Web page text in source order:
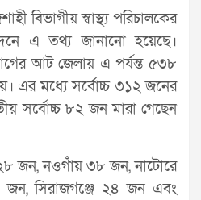
বিভাগীয় স্বাস্থ্য পরিচালকের
এ তথ্য জানানো হয়েছে।
আট জেলায় এ পর্যন্ত ৫৩৮
এর মধ্যে সর্বোচ্চ ৩১২ জনের
সর্বোচ্চ ৮২ জন মারা গেছেন
২৮ জন, নওগাঁয় ৩৮ জন, নাটোরে
সিরাজগঞ্জে ২৪ জন এবং